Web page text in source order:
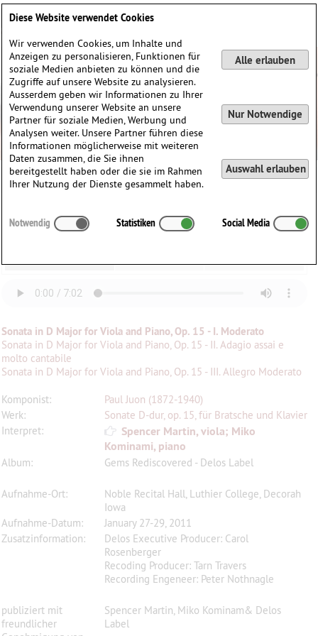
Sonata in D Major for Viola and Piano, Op. 15
Sonata in D Major for Viola and Piano, Op. 15 - I. Moderato
Sonata in D Major for Viola and Piano, Op. 15 - II. Adagio assai e
molto cantabile
Sonata in D Major for Viola and Piano, Op. 15 - III. Allegro Moderato
Komponist:
Paul Juon (1872-1940)
Werk:
Sonate D-dur, op. 15, für Bratsche und Klavier
Interpret:
Spencer Martin, viola; Miko
Kominami, piano
Album: Gems Rediscovered - Delos Label
Aufnahme-Ort:
Noble Recital Hall, Luthier College, Decorah
Iowa
Aufnahme-Datum:
January 27-29, 2011
Zusatzinformation:
Delos Executive Producer: Carol
Rosenberger
Recoding Producer: Tarn Travers
Recording Engeneer: Peter Nothnagle
publiziert mit
freundlicher
Spencer Martin, Miko Kominam& Delos
Label
Diese Website verwendet Cookies
Wir verwenden Cookies, um Inhalte und
Anzeigen zu personalisieren, Funktionen für
soziale Medien anbieten zu können und die
Zugriffe auf unsere Website zu analysieren.
Ausserdem geben wir Informationen zu Ihrer
Verwendung unserer Website an unsere
Partner für soziale Medien, Werbung und
Analysen weiter. Unsere Partner führen diese
Informationen möglicherweise mit weiteren
Daten zusammen, die Sie ihnen
bereitgestellt haben oder die sie im Rahmen
Ihrer Nutzung der Dienste gesammelt haben.
Alle erlauben
Nur Notwendige
Auswahl erlauben
Notwendig Statistiken Social Media